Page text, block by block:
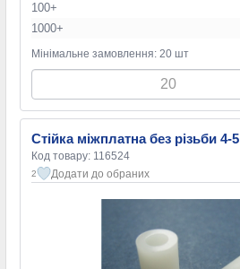
100+
1000+
Мінімальне замовлення: 20 шт
Стійка міжплатна без різьби 4-5
Код товару: 116524
2 Додати до обраних